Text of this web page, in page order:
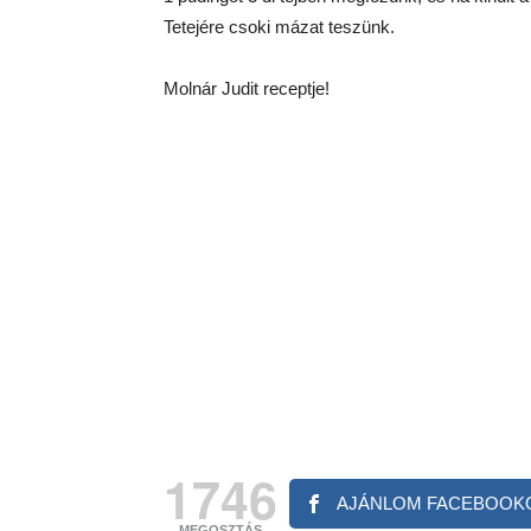
Tetejére csoki mázat teszünk.
Molnár Judit receptje!
1746 AJÁNLOM